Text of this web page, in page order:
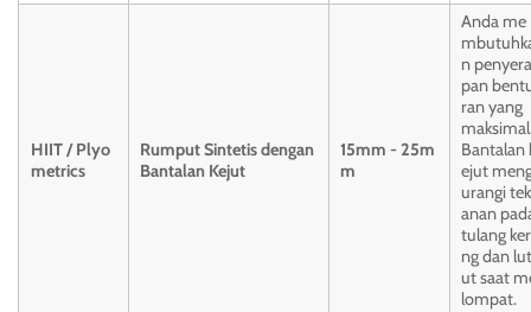
HIIT / Plyo
metrics
Rumput Sintetis dengan
Bantalan Kejut
15mm - 25m
m
Anda me
n penyera
pan
ran yang
Bantalan
ejut
urangi tek
anan
tulang
ng dan lut
ut saat
lompat.